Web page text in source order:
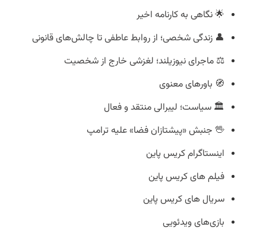
🌟 نگاهی به کارنامه اخیر
👤 زندگی شخصی؛ از روابط عاطفی تا چالش‌های قانونی
⚖️ ماجرای نیوزیلند؛ لغزشی خارج از شخصیت
🧭 باورهای معنوی
🏛️ سیاست؛ لیبرالی منتقد و فعال
🖖 جنبش «پیشتازان فضا» علیه ترامپ
اینستاگرام کریس پاین
فیلم های کریس پاین
سریال های کریس پاین
بازی‌های ویدئویی